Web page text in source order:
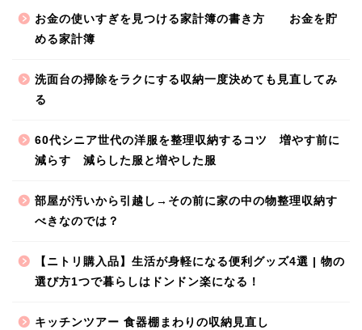
お金の使いすぎを見つける家計簿の書き方 お金を貯
める家計簿
洗面台の掃除をラクにする収納一度決めても見直してみ
る
60代シニア世代の洋服を整理収納するコツ 増やす前に
減らす 減らした服と増やした服
部屋が汚いから引越し→その前に家の中の物整理収納す
べきなのでは？
【ニトリ購入品】生活が身軽になる便利グッズ4選 | 物の
選び方1つで暮らしはドンドン楽になる！
キッチンツアー 食器棚まわりの収納見直し